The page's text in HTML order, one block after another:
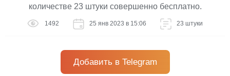
количестве 23 штуки совершенно бесплатно.
1492 25 янв 2023 в 15:06 23 штуки
Добавить в Telegram